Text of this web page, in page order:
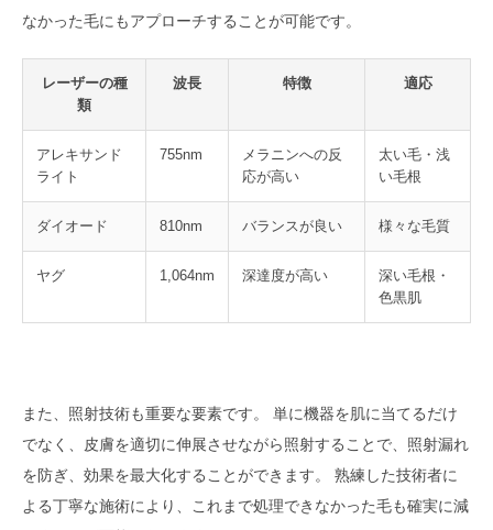
なかった毛にもアプローチすることが可能です。
レーザーの種
類
波長 特徴 適応
アレキサンド
ライト
755nm
メラニンへの反
応が高い
太い毛・浅
い毛根
ダイオード 810nm バランスが良い 様々な毛質
ヤグ 1,064nm 深達度が高い
深い毛根・
色黒肌
また、照射技術も重要な要素です。 単に機器を肌に当てるだけ
でなく、皮膚を適切に伸展させながら照射することで、照射漏れ
を防ぎ、効果を最大化することができます。 熟練した技術者に
よる丁寧な施術により、これまで処理できなかった毛も確実に減